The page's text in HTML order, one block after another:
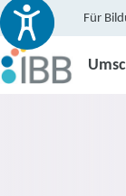
Für